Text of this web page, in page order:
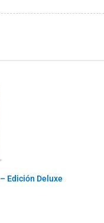
El pájaro y el corazón de piedra – Edición Deluxe